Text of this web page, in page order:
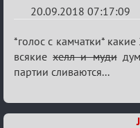
20.09.2018 07:17:09
Re:
Обсуждение
X
«Mortal
*голос с камчатки*
всякиехелл и муди
партии сливаются...